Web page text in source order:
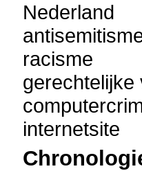
Nederland
racisme
gerechtelijke
internetsite